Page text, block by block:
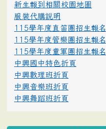
新生報到相關校園地圖
服裝代購說明
115學年度直笛團招生報名
115學年度管樂團招生報名
115學年度童軍團招生報名
中興國中特色折頁
中興數理班折頁
中興音樂班折頁
中興舞蹈班折頁